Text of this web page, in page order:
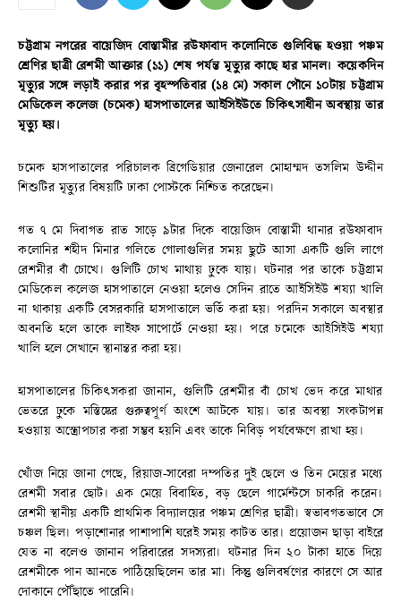
চট্টগ্রাম নগরের বায়েজিদ বোস্তামীর রউফাবাদ কলোনিতে গুলিবিদ্ধ হওয়া পঞ্চম
শ্রেণির ছাত্রী রেশমী আক্তার (১১) শেষ পর্যন্ত মৃত্যুর কাছে হার মানল। কয়েকদিন
মৃত্যুর সঙ্গে লড়াই করার পর বৃহস্পতিবার (১৪ মে) সকাল পৌনে ১০টায় চট্টগ্রাম
মেডিকেল কলেজ (চমেক) হাসপাতালের আইসিইউতে চিকিৎসাধীন অবস্থায় তার
মৃত্যু হয়।
চমেক হাসপাতালের পরিচালক ব্রিগেডিয়ার জেনারেল মোহাম্মদ তসলিম উদ্দীন
শিশুটির মৃত্যুর বিষয়টি ঢাকা পোস্টকে নিশ্চিত করেছেন।
গত ৭ মে দিবাগত রাত সাড়ে ৯টার দিকে বায়েজিদ বোস্তামী থানার রউফাবাদ
কলোনির শহীদ মিনার গলিতে গোলাগুলির সময় ছুটে আসা একটি গুলি লাগে
রেশমীর বাঁ চোখে। গুলিটি চোখ মাথায় ঢুকে যায়। ঘটনার পর তাকে চট্টগ্রাম
মেডিকেল কলেজ হাসপাতালে নেওয়া হলেও সেদিন রাতে আইসিইউ শয্যা খালি
না থাকায় একটি বেসরকারি হাসপাতালে ভর্তি করা হয়। পরদিন সকালে অবস্থার
অবনতি হলে তাকে লাইফ সাপোর্টে নেওয়া হয়। পরে চমেকে আইসিইউ শয্যা
খালি হলে সেখানে স্থানান্তর করা হয়।
হাসপাতালের চিকিৎসকরা জানান, গুলিটি রেশমীর বাঁ চোখ ভেদ করে মাথার
ভেতরে ঢুকে মস্তিষ্কের গুরুত্বপূর্ণ অংশে আটকে যায়। তার অবস্থা সংকটাপন্ন
হওয়ায় অস্ত্রোপচার করা সম্ভব হয়নি এবং তাকে নিবিড় পর্যবেক্ষণে রাখা হয়।
খোঁজ নিয়ে জানা গেছে, রিয়াজ-সাবেরা দম্পতির দুই ছেলে ও তিন মেয়ের মধ্যে
রেশমী সবার ছোট। এক মেয়ে বিবাহিত, বড় ছেলে গার্মেন্টসে চাকরি করেন।
রেশমী স্থানীয় একটি প্রাথমিক বিদ্যালয়ের পঞ্চম শ্রেণির ছাত্রী। স্বভাবগতভাবে সে
চঞ্চল ছিল। পড়াশোনার পাশাপাশি ঘরেই সময় কাটত তার। প্রয়োজন ছাড়া বাইরে
যেত না বলেও জানান পরিবারের সদস্যরা। ঘটনার দিন ২০ টাকা হাতে দিয়ে
রেশমীকে পান আনতে পাঠিয়েছিলেন তার মা। কিন্তু গুলিবর্ষণের কারণে সে আর
দোকানে পৌঁছাতে পারেনি।